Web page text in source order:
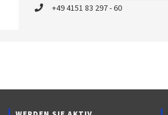
+49 4151 83 297 - 60